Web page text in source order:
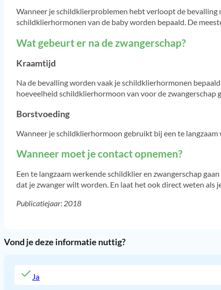
Wanneer je schildklierproblemen hebt verloopt de
schildklierhormonen van de baby worden bepaald. De
Wat gebeurt er na de zwangerschap?
Kraamtijd
Na de bevalling worden vaak je schildklierhormonen
hoeveelheid schildklierhormoon van voor de zwangerschap
Borstvoeding
Wanneer je schildklierhormoon gebruikt bij een te
Wanneer moet je contact opnemen?
Een te langzaam werkende schildklier en zwangerschap
dat je zwanger wilt worden. En laat het ook direct weten als
Publicatiejaar: 2018
Vond je deze informatie nuttig?
Ja